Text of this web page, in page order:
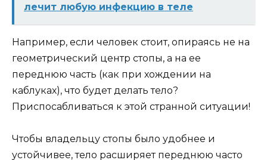
лечит любую инфекцию в теле
Например, если человек стоит, опираясь не на
геометрический центр стопы, а на ее
переднюю часть (как при хождении на
каблуках), что будет делать тело?
Приспосабливаться к этой странной ситуации!
Чтобы владельцу стопы было удобнее и
устойчивее, тело расширяет переднюю часто